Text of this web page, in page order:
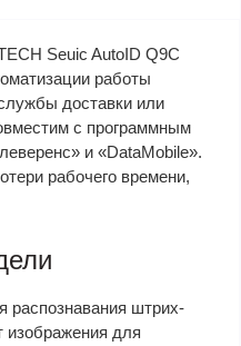
Seuic AutoID Q9С
работы
доставки или
с программным
и «DataMobile».
рабочего времени,
распознавания штрих-
изображения для